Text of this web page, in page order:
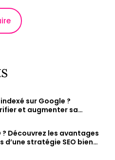
sur Google ?
et augmenter sa
? Découvrez les avantages
stratégie SEO bien